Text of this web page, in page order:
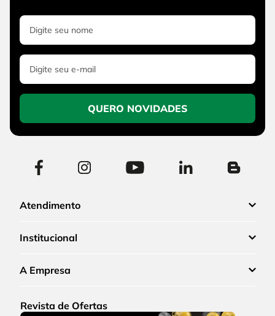
QUERO NOVIDADES
Atendimento
Institucional
A Empresa
Revista de Ofertas